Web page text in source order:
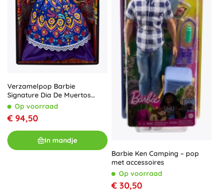
Verzamelpop Barbie
Signature Dia De Muertos
2022Op voorraad
€ 94,50
In mandje
Barbie Ken Camping – pop
met accessoires
Op voorraad
€ 30,50